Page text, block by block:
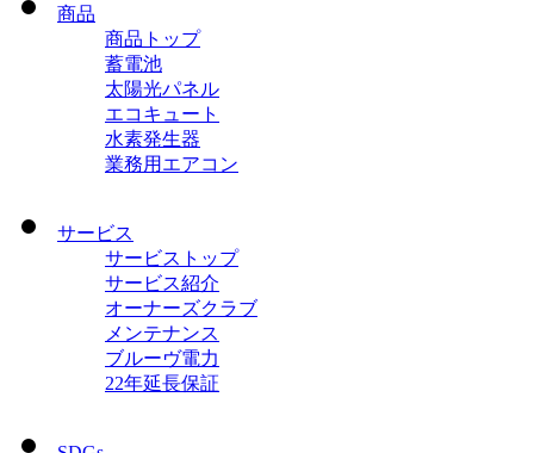
商品
商品トップ
蓄電池
太陽光パネル
エコキュート
水素発生器
業務用エアコン
サービス
サービストップ
サービス紹介
オーナーズクラブ
メンテナンス
ブルーヴ電力
22年延長保証